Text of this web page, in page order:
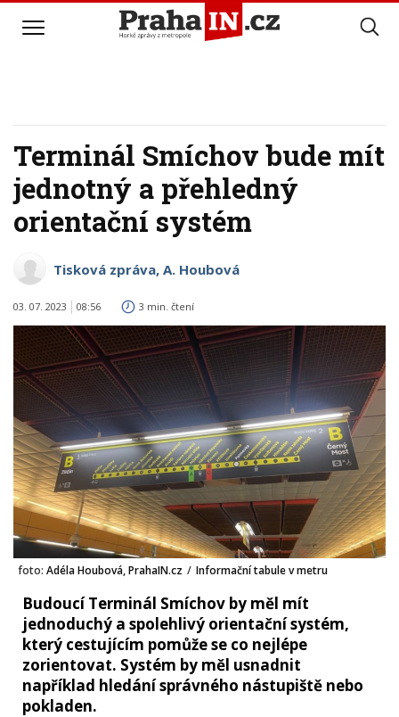
Terminál Smíchov bude mít
jednotný a přehledný
orientační systém
Tisková zpráva, A. Houbová
03. 07. 2023 08:56 3 min. čtení
foto: Adéla Houbová, PrahaIN.cz / Informační tabule v metru
Budoucí Terminál Smíchov by měl mít
jednoduchý a spolehlivý orientační systém,
který cestujícím pomůže se co nejlépe
zorientovat. Systém by měl usnadnit
například hledání správného nástupiště nebo
pokladen.